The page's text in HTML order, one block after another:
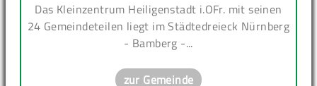
Das Kleinzentrum Heiligenstadt i.OFr. mit seinen
24 Gemeindeteilen liegt im Städtedreieck Nürnberg
- Bamberg -...
zur Gemeinde